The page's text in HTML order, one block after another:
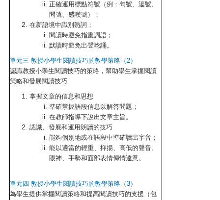
正確運用標點符號（例：句號、逗號、
問號、感嘆號）；
在新語境中識別熟詞；
閱讀時避免指畫詞語；
默讀時避免出聲唸誦。
單元三 教授小學生閱讀技巧的教學策略（2）
認識教授小學生閱讀技巧的策略，幫助學生掌握閱讀
策略和發展閱讀技巧
掌握文章的信息和思想
準確掌握語段信息以解答問題；
在教師指導下說出文章主旨。
認識、發展和運用朗讀的技巧
能夠個別地或在語段中準確讀出字音；
能以適當的輕重、抑揚、高低的聲音、
眼神、手勢和面部表情傳情達意。
單元四 教授小學生閱讀技巧的教學策略（3）
為學生提供掌握閱讀策略和提高閱讀技巧的支援（包